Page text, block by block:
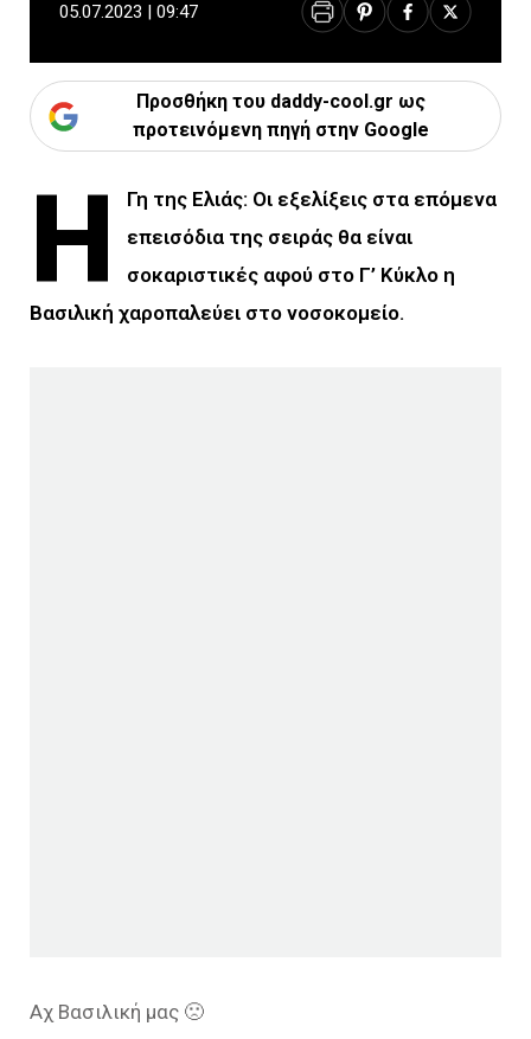
05.07.2023 | 09:47
Προσθήκη του daddy-cool.gr ως
προτεινόμενη πηγή στην Google
Η
Γη της Ελιάς: Οι εξελίξεις στα επόμενα
επεισόδια της σειράς θα είναι
σοκαριστικές αφού στο Γ’ Κύκλο η
Βασιλική χαροπαλεύει στο νοσοκομείο.
Αχ Βασιλική μας 🙁